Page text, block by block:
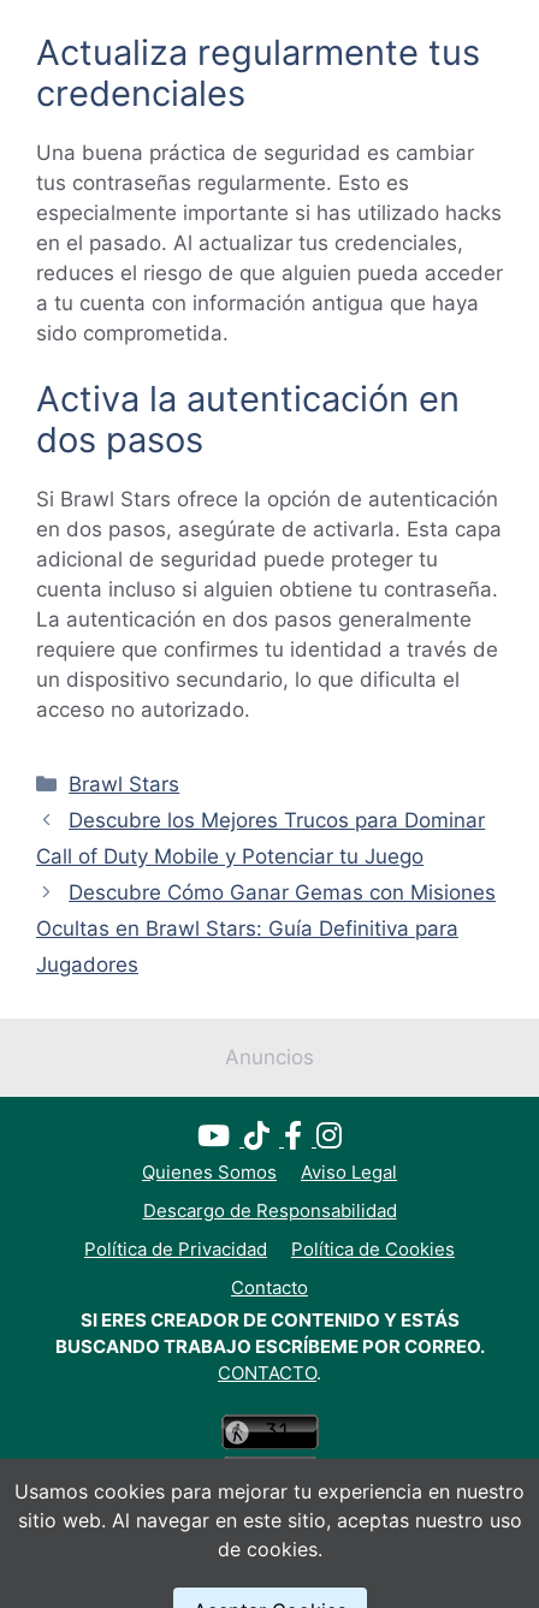
Actualiza regularmente tus
credenciales
Una buena práctica de seguridad es cambiar
tus contraseñas regularmente. Esto es
especialmente importante si has utilizado hacks
en el pasado. Al actualizar tus credenciales,
reduces el riesgo de que alguien pueda acceder
a tu cuenta con información antigua que haya
sido comprometida.
Activa la autenticación en
dos pasos
Si Brawl Stars ofrece la opción de autenticación
en dos pasos, asegúrate de activarla. Esta capa
adicional de seguridad puede proteger tu
cuenta incluso si alguien obtiene tu contraseña.
La autenticación en dos pasos generalmente
requiere que confirmes tu identidad a través de
un dispositivo secundario, lo que dificulta el
acceso no autorizado.
Categorías
Brawl Stars
Descubre los Mejores Trucos para Dominar
Call of Duty Mobile y Potenciar tu Juego
Descubre Cómo Ganar Gemas con Misiones
Ocultas en Brawl Stars: Guía Definitiva para
Jugadores
Anuncios
Quienes Somos
Aviso Legal
Descargo de Responsabilidad
Política de Privacidad
Política de Cookies
Contacto
SI ERES CREADOR DE CONTENIDO Y ESTÁS
BUSCANDO TRABAJO ESCRÍBEME POR CORREO.
CONTACTO.
© Todos los derechos reservados 2026
Usamos cookies para mejorar tu experiencia en nuestro
sitio web. Al navegar en este sitio, aceptas nuestro uso
de cookies.